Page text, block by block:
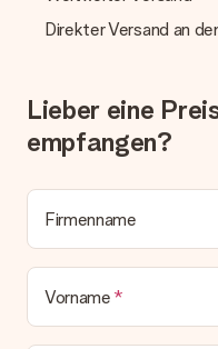
Direkter Versand an
Lieber eine
empfangen?
Firmenname
Vorname